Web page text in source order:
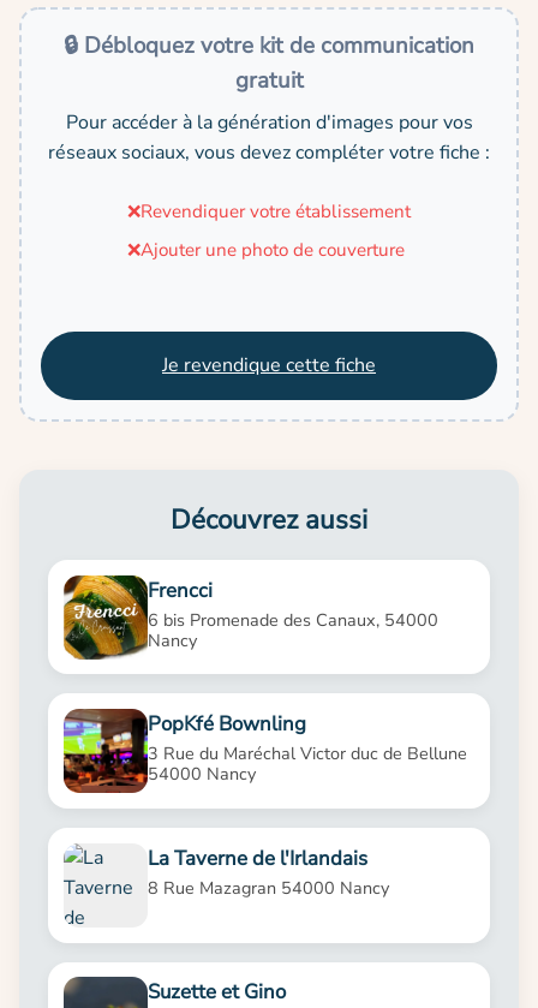
🔒 Débloquez votre kit de communication
gratuit
Pour accéder à la génération d'images pour vos
réseaux sociaux, vous devez compléter votre fiche :
❌Revendiquer votre établissement
❌Ajouter une photo de couverture
Je revendique cette fiche
Découvrez aussi
Frencci
6 bis Promenade des Canaux, 54000
Nancy
PopKfé Bownling
3 Rue du Maréchal Victor duc de Bellune
54000 Nancy
La Taverne de l'Irlandais
8 Rue Mazagran 54000 Nancy
Suzette et Gino